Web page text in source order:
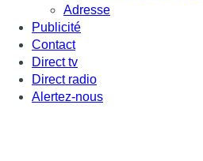
Adresse
Publicité
Contact
Direct tv
Direct radio
Alertez-nous